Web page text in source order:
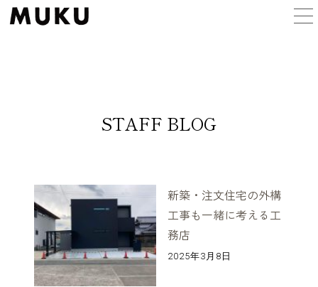
施工事例
イベント
STAFF BLOG
新築・注文住宅の外構
工事も一緒に考える工
務店
2025年3月8日